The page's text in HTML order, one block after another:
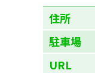
住所
駐車場
URL